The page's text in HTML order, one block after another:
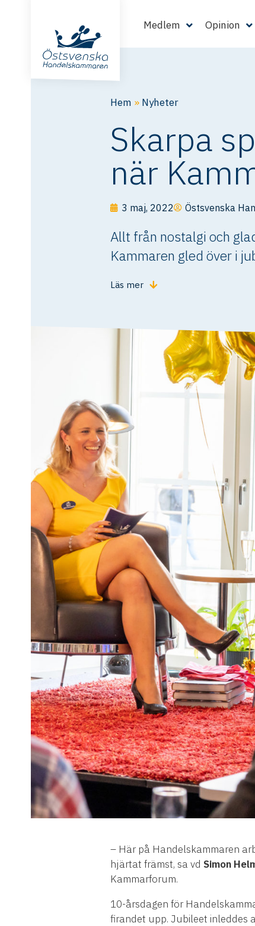
Medlem Opinion
Hem » Nyheter
Skarpa
när
3 maj, 2022 Östsvenska
Allt från nostalgi och
Kammaren gled över i
Läs mer
– Här på Handelskammaren
hjärtat främst, sa vd Simon
Kammarforum.
10-årsdagen för
firandet upp. Jubileet inleddes